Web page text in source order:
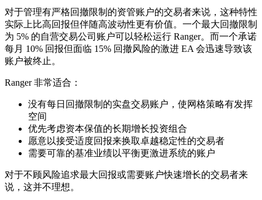
对于管理有严格回撤限制的资管账户的交易者来说，这种特性
实际上比高回报但伴随高波动性更有价值。一个最大回撤限制
为 5% 的自营交易公司账户可以轻松运行 Ranger。而一个承诺
每月 10% 回报但面临 15% 回撤风险的激进 EA 会迅速导致该
账户被终止。
Ranger 非常适合：
没有每日回撤限制的实盘交易账户，使网格策略有发挥
空间
优先考虑资本保值的长期增长投资组合
愿意以接受适度回报来换取卓越稳定性的交易者
需要可靠的基准业绩以平衡更激进系统的账户
对于不顾风险追求最大回报或需要账户快速增长的交易者来
说，这并不理想。